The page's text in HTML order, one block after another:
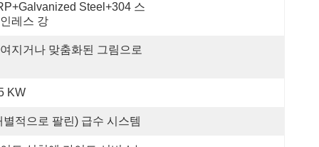
Steel+304 스
레스 강
지거나 맞춤화된 그림으로
KW
별적으로 팔린) 급수 시스템